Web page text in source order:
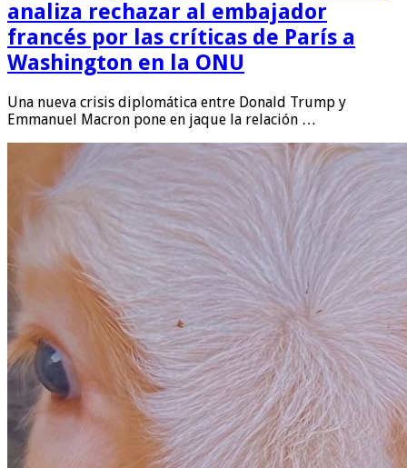
analiza rechazar al embajador
francés por las críticas de París a
Washington en la ONU
Una nueva crisis diplomática entre Donald Trump y
Emmanuel Macron pone en jaque la relación …